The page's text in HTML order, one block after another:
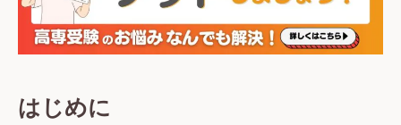
はじめに